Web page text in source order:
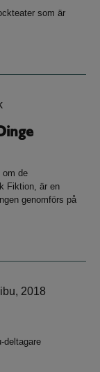
som är
om de
Fiktion, är en
genomförs på
deltagare